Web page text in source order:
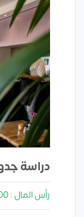
دراسة
رأس المال : 60000$